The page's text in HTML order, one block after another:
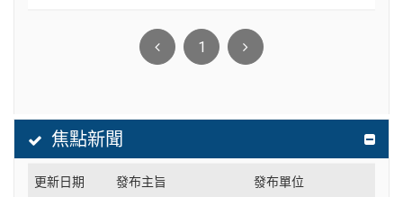
1
焦點新聞
更新日期 發布主旨 發布單位